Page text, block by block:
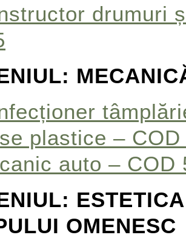
drumuri
plastice – COD
auto – COD
OMENESC